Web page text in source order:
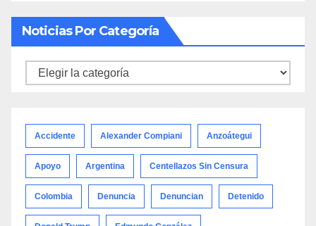
Noticias Por Categoría
Noticias
Accidente Alexander Compiani Anzoátegui
Apoyo Argentina Centellazos Sin Censura
Colombia Denuncia Denuncian Detenido